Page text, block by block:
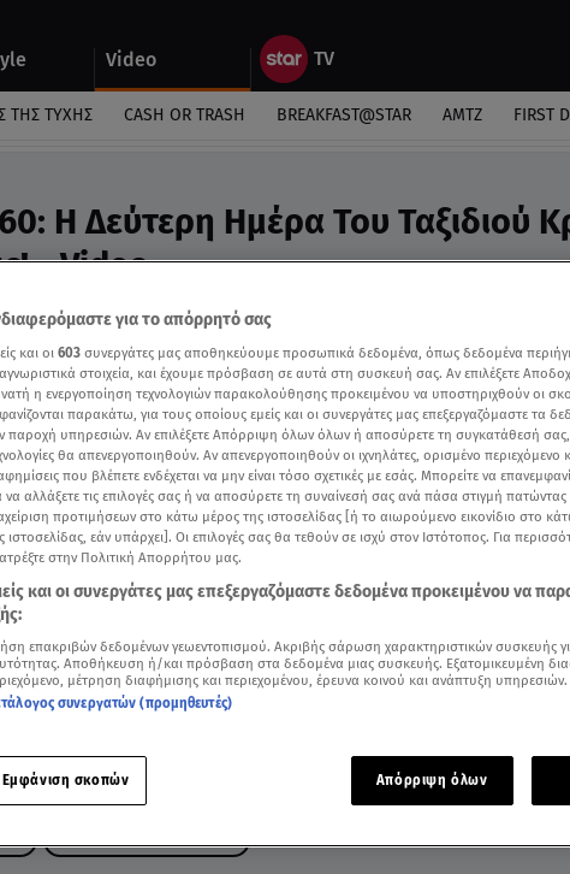
Video
ΤΗΣ ΤΎΧΗΣ CASH OR TRASH BREAKFAST@STAR ΑΜΤΖ FIRST
Η Δεύτερη Ημέρα Του Ταξιδιού
- Video
ότι θα μας πάρει χρόνο για να γίνουμε ομάδα»
για το απόρρητό σας
και οι 603 συνεργάτες μας αποθηκεύουμε προσωπικά δεδομένα, όπως δεδομένα
στοιχεία, και έχουμε πρόσβαση σε αυτά στη συσκευή σας. Αν επιλέξετε
η ενεργοποίηση τεχνολογιών παρακολούθησης προκειμένου να υποστηριχθούν οι
παρακάτω, για τους οποίους εμείς και οι συνεργάτες μας επεξεργαζόμαστε τα
παροχή υπηρεσιών. Αν επιλέξετε Απόρριψη όλων όλων ή αποσύρετε τη συγκατάθεσή σας,
θα απενεργοποιηθούν. Αν απενεργοποιηθούν οι ιχνηλάτες, ορισμένο περιεχόμενο
που βλέπετε ενδέχεται να μην είναι τόσο σχετικές με εσάς. Μπορείτε να
να αλλάξετε τις επιλογές σας ή να αποσύρετε τη συναίνεσή σας ανά πάσα στιγμή
προτιμήσεων στο κάτω μέρος της ιστοσελίδας [ή το αιωρούμενο εικονίδιο στο
ιστοσελίδας, εάν υπάρχει]. Οι επιλογές σας θα τεθούν σε ισχύ στον Ιστότοπος. Για
στην Πολιτική Απορρήτου μας.
και οι συνεργάτες μας επεξεργαζόμαστε δεδομένα προκειμένου να
επακριβών δεδομένων γεωεντοπισμού. Ακριβής σάρωση χαρακτηριστικών συσκευής
Αποθήκευση ή/και πρόσβαση στα δεδομένα μιας συσκευής. Εξατομικευμένη
μέτρηση διαφήμισης και περιεχομένου, έρευνα κοινού και ανάπτυξη υπηρεσιών.
συνεργατών (προμηθευτές)
Εμφάνιση σκοπών Απόρριψη όλων